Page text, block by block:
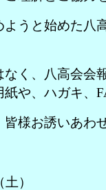
うと始めた八
く、八高会会
や、ハガキ、
様お誘いあわ
）